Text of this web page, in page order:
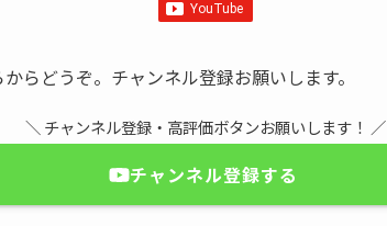
らどうぞ。チャンネル登録お願いします。
＼ チャンネル登録・高評価ボタンお願いします！ ／
チャンネル登録する